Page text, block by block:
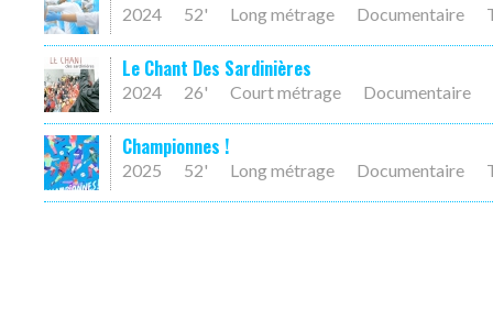
2024 52' Long métrage Documentaire
Le Chant Des Sardinières
2024 26' Court métrage Documentaire
Championnes !
2025 52' Long métrage Documentaire